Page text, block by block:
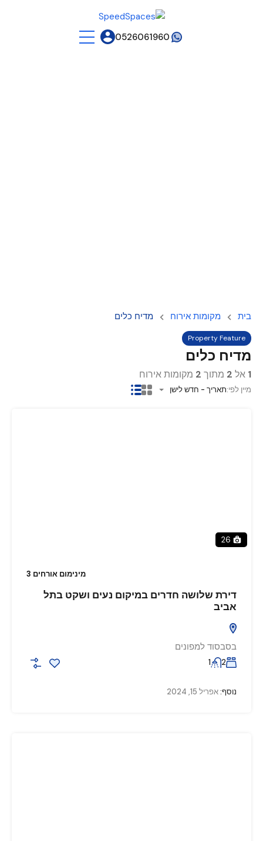
0526061960
בית מקומות אירוח מדיח כלים
Property Feature
מדיח כלים
1 אל 2 מתוך 2 מקומות אירוח
מיין לפי:תאריך - חדש לישן
26
מינימום אורחים 3
דירת שלושה חדרים במיקום נעים ושקט בתל
אביב
בסבסוד למפונים
2
1
נוסף:אפריל 15, 2024